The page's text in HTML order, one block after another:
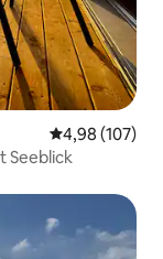
4,98 (107)
Seeblick